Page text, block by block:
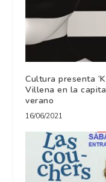
Cultura presenta
Villena en la
verano
16/06/2021